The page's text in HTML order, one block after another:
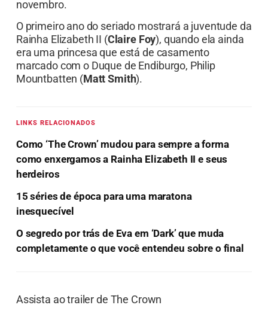
novembro.
O primeiro ano do seriado mostrará a juventude da
Rainha Elizabeth II (Claire Foy), quando ela ainda
era uma princesa que está de casamento
marcado com o Duque de Endiburgo, Philip
Mountbatten (Matt Smith).
LINKS RELACIONADOS
Como ‘The Crown’ mudou para sempre a forma
como enxergamos a Rainha Elizabeth II e seus
herdeiros
15 séries de época para uma maratona
inesquecível
O segredo por trás de Eva em ‘Dark’ que muda
completamente o que você entendeu sobre o final
Assista ao trailer de The Crown